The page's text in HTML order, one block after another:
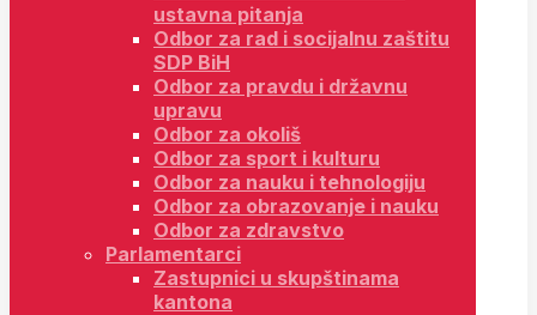
ustavna pitanja
Odbor za rad i socijalnu zaštitu
SDP BiH
Odbor za pravdu i državnu
upravu
Odbor za okoliš
Odbor za sport i kulturu
Odbor za nauku i tehnologiju
Odbor za obrazovanje i nauku
Odbor za zdravstvo
Parlamentarci
Zastupnici u skupštinama
kantona